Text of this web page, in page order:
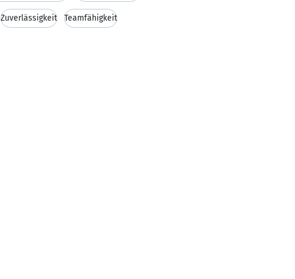
Zuverlässigkeit Teamfähigkeit